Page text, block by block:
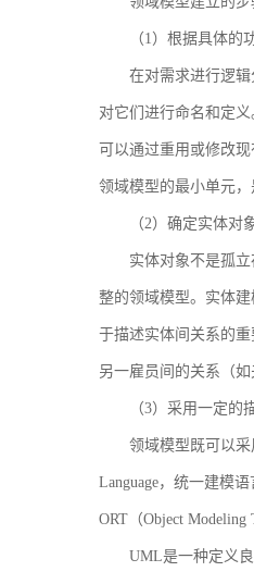
（1）根据具体
在对需求进行逻
对它们进行命名和定
可以通过重用或修改
领域模型的最小单元
（2）确定实体
实体对象不是孤
整的领域模型。实体
于描述实体间关系的
另一雇员间的关系（
（3）采用一定
领域模型既可以
Language，统一建模
ORT（Object
UML是一种定义